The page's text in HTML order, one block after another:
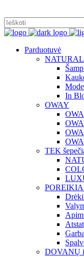
Parduotuvė
In
OWAY
TEK
DOVANŲ